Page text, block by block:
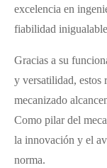
excelencia en
fiabilidad
Gracias a su
y versatilidad, estos
mecanizado
Como pilar del
la innovación y el
norma.